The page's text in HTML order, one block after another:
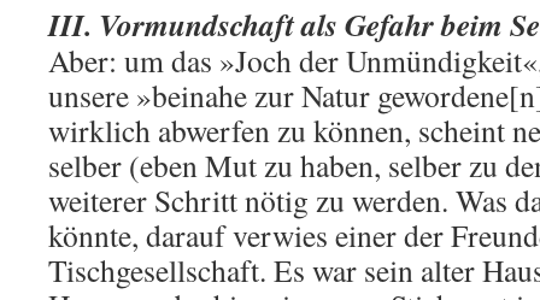
III. Vormundschaft als Gefahr beim
Aber: um das »Joch der
unsere »beinahe zur Natur
wirklich abwerfen zu können, scheint
selber (eben Mut zu haben, selber zu
weiterer Schritt nötig zu werden. Was
könnte, darauf verwies einer der
Tischgesellschaft. Es war sein alter